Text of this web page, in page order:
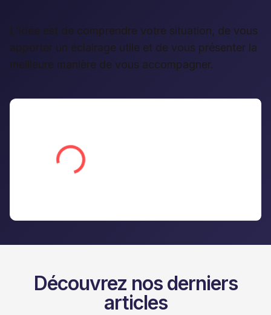
L’idée est de comprendre votre situation, de vous
apporter un éclairage utile et de vous présenter la
meilleure manière de vous accompagner.
Découvrez nos derniers
articles